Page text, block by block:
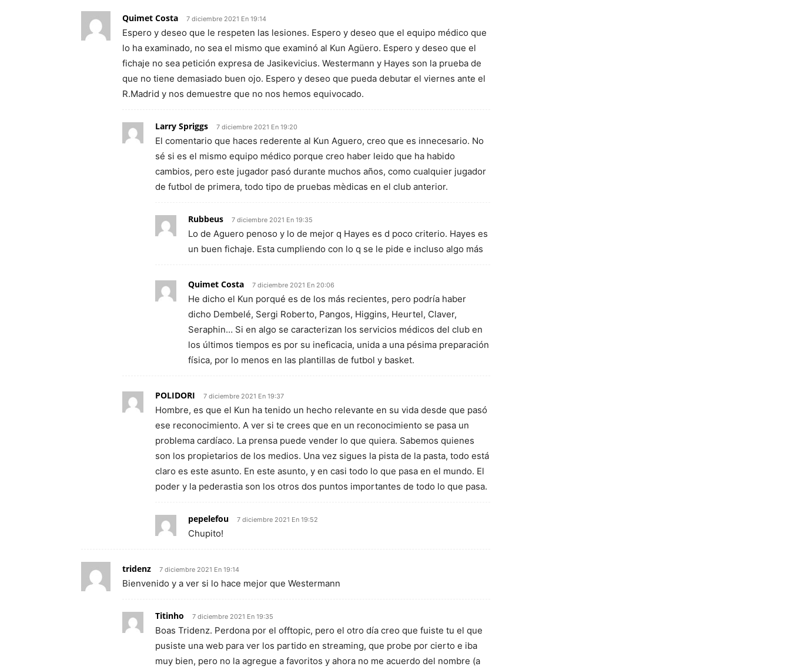
Quimet Costa 7 diciembre 2021 En 19:14
Espero y deseo que le respeten las lesiones. Espero y deseo que el equipo médico que
lo ha examinado, no sea el mismo que examinó al Kun Agüero. Espero y deseo que el
fichaje no sea petición expresa de Jasikevicius. Westermann y Hayes son la prueba de
que no tiene demasiado buen ojo. Espero y deseo que pueda debutar el viernes ante el
R.Madrid y nos demuestre que no nos hemos equivocado.
Larry Spriggs 7 diciembre 2021 En 19:20
El comentario que haces rederente al Kun Aguero, creo que es innecesario. No
sé si es el mismo equipo médico porque creo haber leido que ha habido
cambios, pero este jugador pasó durante muchos años, como cualquier jugador
de futbol de primera, todo tipo de pruebas mèdicas en el club anterior.
Rubbeus 7 diciembre 2021 En 19:35
Lo de Aguero penoso y lo de mejor q Hayes es d poco criterio. Hayes es
un buen fichaje. Esta cumpliendo con lo q se le pide e incluso algo más
Quimet Costa 7 diciembre 2021 En 20:06
He dicho el Kun porqué es de los más recientes, pero podría haber
dicho Dembelé, Sergi Roberto, Pangos, Higgins, Heurtel, Claver,
Seraphin… Si en algo se caracterizan los servicios médicos del club en
los últimos tiempos es por su ineficacia, unida a una pésima preparación
física, por lo menos en las plantillas de futbol y basket.
POLIDORI 7 diciembre 2021 En 19:37
Hombre, es que el Kun ha tenido un hecho relevante en su vida desde que pasó
ese reconocimiento. A ver si te crees que en un reconocimiento se pasa un
problema cardíaco. La prensa puede vender lo que quiera. Sabemos quienes
son los propietarios de los medios. Una vez sigues la pista de la pasta, todo está
claro es este asunto. En este asunto, y en casi todo lo que pasa en el mundo. El
poder y la pederastia son los otros dos puntos importantes de todo lo que pasa.
pepelefou 7 diciembre 2021 En 19:52
Chupito!
tridenz 7 diciembre 2021 En 19:14
Bienvenido y a ver si lo hace mejor que Westermann
Titinho 7 diciembre 2021 En 19:35
Boas Tridenz. Perdona por el offtopic, pero el otro día creo que fuiste tu el que
pusiste una web para ver los partido en streaming, que probe por cierto e iba
muy bien, pero no la agregue a favoritos y ahora no me acuerdo del nombre (a